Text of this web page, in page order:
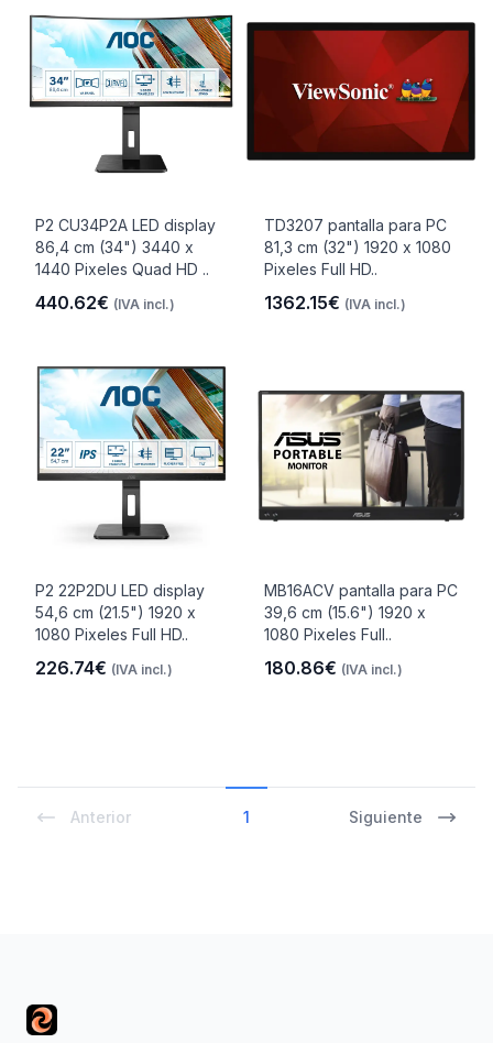
P2 CU34P2A LED display
86,4 cm (34") 3440 x
1440 Pixeles Quad HD ..
440.62€ (IVA incl.)
TD3207 pantalla para PC
81,3 cm (32") 1920 x 1080
Pixeles Full HD..
1362.15€ (IVA incl.)
P2 22P2DU LED display
54,6 cm (21.5") 1920 x
1080 Pixeles Full HD..
226.74€ (IVA incl.)
MB16ACV pantalla para PC
39,6 cm (15.6") 1920 x
1080 Pixeles Full..
180.86€ (IVA incl.)
Anterior 1 Siguiente